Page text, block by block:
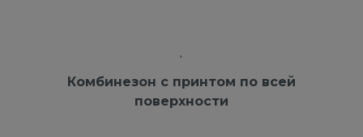
Комбинезон с принтом по всей
поверхности